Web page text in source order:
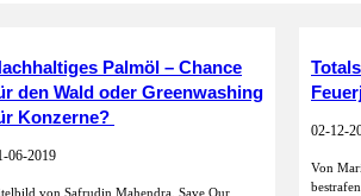
Palmöl – Chance
den Wald oder Greenwashing
Konzerne?
06-2019
von Safrudin Mahendra, Save Our
02-12-
Von